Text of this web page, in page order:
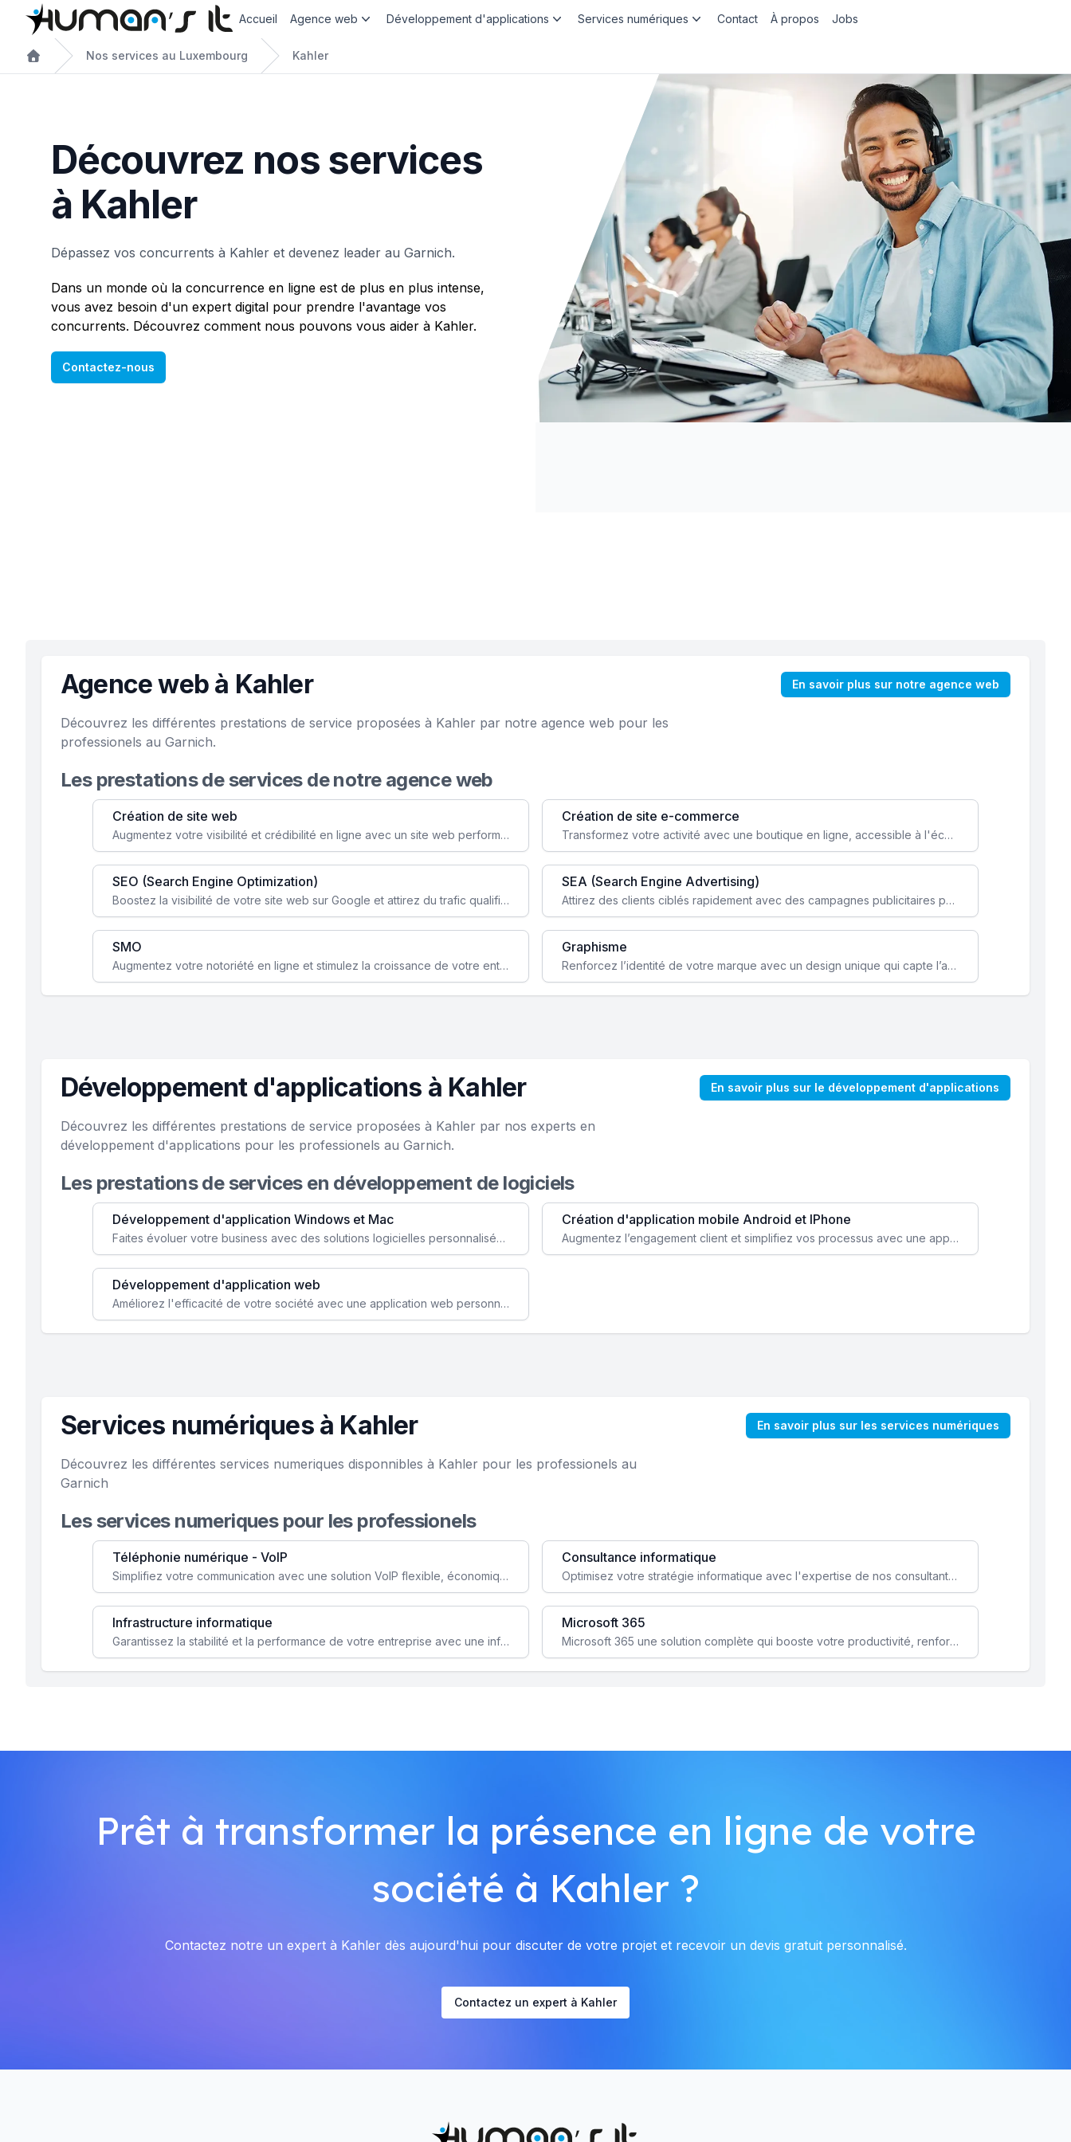
Accueil Agence web Développement d'applications Services numériques Contact À propos Jobs
Nos services au Luxembourg Kahler
Découvrez nos services
à Kahler
Dépassez vos concurrents à Kahler et devenez leader au Garnich.
Dans un monde où la concurrence en ligne est de plus en plus intense,
vous avez besoin d'un expert digital pour prendre l'avantage vos
concurrents. Découvrez comment nous pouvons vous aider à Kahler.
Contactez-nous
Agence web à Kahler En savoir plus sur notre agence web
Découvrez les différentes prestations de service proposées à Kahler par notre agence web pour les
professionels au Garnich.
Les prestations de services de notre agence web
Création de site web
Augmentez votre visibilité et crédibilité en ligne avec un site web performant, conçu pour attirer plus de clients.
Création de site e-commerce
Transformez votre activité avec une boutique en ligne, accessible à l'échelle mondiale 24/7.
SEO (Search Engine Optimization)
Boostez la visibilité de votre site web sur Google et attirez du trafic qualifié grâce à nos stratégies SEO.
SEA (Search Engine Advertising)
Attirez des clients ciblés rapidement avec des campagnes publicitaires payantes optimisées pour vos objectifs.
SMO
Augmentez votre notoriété en ligne et stimulez la croissance de votre entreprise grâce à une stratégie sociale sur mesure.
Graphisme
Renforcez l’identité de votre marque avec un design unique qui capte l’attention et engage vos clients.
Développement d'applications à Kahler En savoir plus sur le développement d'applications
Découvrez les différentes prestations de service proposées à Kahler par nos experts en
développement d'applications pour les professionels au Garnich.
Les prestations de services en développement de logiciels
Développement d'application Windows et Mac
Faites évoluer votre business avec des solutions logicielles personnalisées, parfaitement adaptées à vos besoins spécifiques.
Création d'application mobile Android et IPhone
Augmentez l’engagement client et simplifiez vos processus avec une application mobile sur mesure, disponible sur iOS et Android.
Développement d'application web
Améliorez l'efficacité de votre société avec une application web personnalisée accessible partout et tout le temps.
Services numériques à Kahler En savoir plus sur les services numériques
Découvrez les différentes services numeriques disponnibles à Kahler pour les professionels au
Garnich
Les services numeriques pour les professionels
Téléphonie numérique - VoIP
Simplifiez votre communication avec une solution VoIP flexible, économique et adaptée à vos besoins professionnels.
Consultance informatique
Optimisez votre stratégie informatique avec l'expertise de nos consultants pour améliorer votre efficacité et sécurité.
Infrastructure informatique
Garantissez la stabilité et la performance de votre entreprise avec une infrastructure IT sécurisée et évolutive.
Microsoft 365
Microsoft 365 une solution complète qui booste votre productivité, renforce la sécurité de vos données et facilite la collaboration.
Prêt à transformer la présence en ligne de votre
société à Kahler ?
Contactez notre un expert à Kahler dès aujourd'hui pour discuter de votre projet et recevoir un devis gratuit personnalisé.
Contactez un expert à Kahler